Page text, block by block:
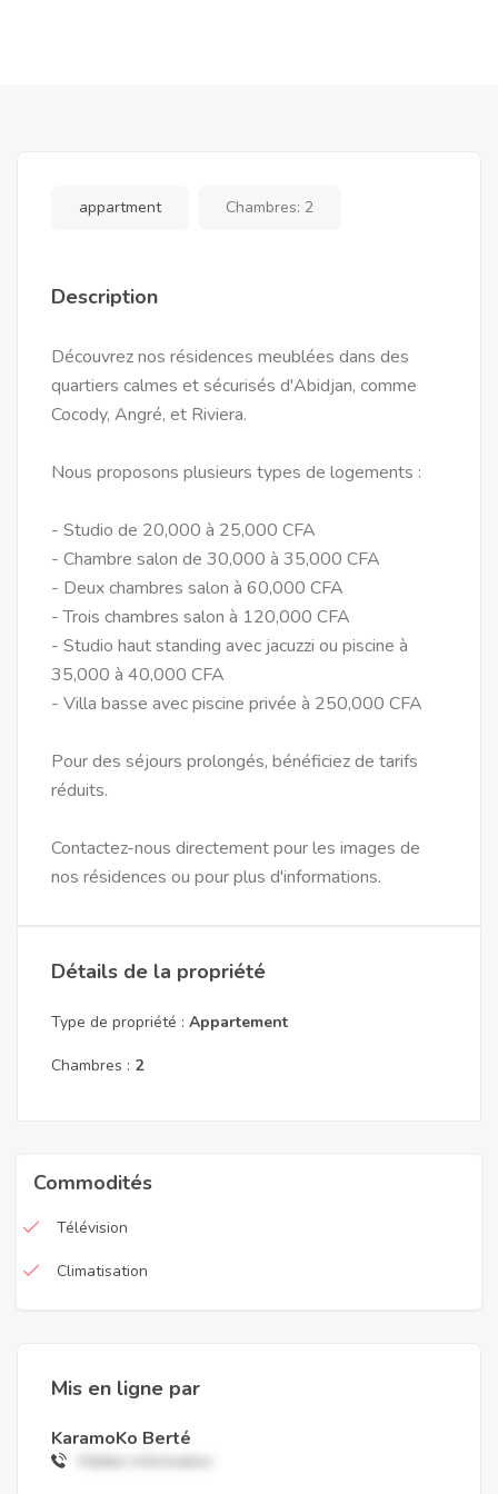
appartment Chambres: 2
Description
Découvrez nos résidences meublées dans des
quartiers calmes et sécurisés d'Abidjan, comme
Cocody, Angré, et Riviera.
Nous proposons plusieurs types de logements :
- Studio de 20,000 à 25,000 CFA
- Chambre salon de 30,000 à 35,000 CFA
- Deux chambres salon à 60,000 CFA
- Trois chambres salon à 120,000 CFA
- Studio haut standing avec jacuzzi ou piscine à
35,000 à 40,000 CFA
- Villa basse avec piscine privée à 250,000 CFA
Pour des séjours prolongés, bénéficiez de tarifs
réduits.
Contactez-nous directement pour les images de
Détails de la propriété
Type de propriété : Appartement
Chambres : 2
Commodités
Télévision
Climatisation
Mis en ligne par
KaramoKo Berté
Hidden information